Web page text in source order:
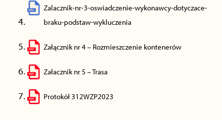
Zalacznik-nr-3-oswiadczenie-wykonawcy-dotyczace-
braku-podstaw-wykluczenia
Załącznik nr 4 – Rozmieszczenie kontenerów
Załacznik nr 5 – Trasa
Protokół 312WZP2023